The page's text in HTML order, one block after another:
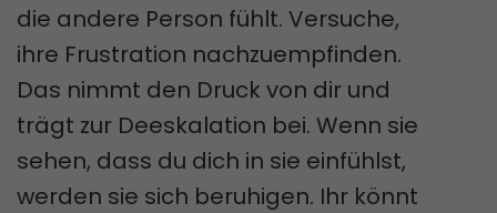
die andere Person fühlt. Versuche,
ihre Frustration nachzuempfinden.
Das nimmt den Druck von dir und
trägt zur Deeskalation bei. Wenn sie
sehen, dass du dich in sie einfühlst,
werden sie sich beruhigen. Ihr könnt